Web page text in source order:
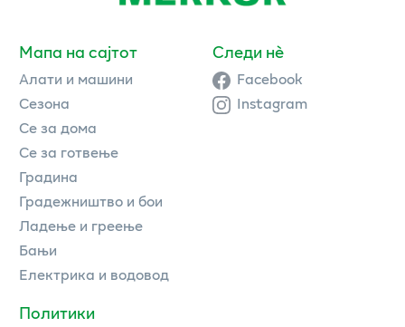
Мапа на сајтот
Алати и машини
Сезона
Се за дома
Се за готвење
Градина
Градежништво и бои
Ладење и греење
Бањи
Електрика и водовод
Политики
Следи нè
Facebook
Instagram